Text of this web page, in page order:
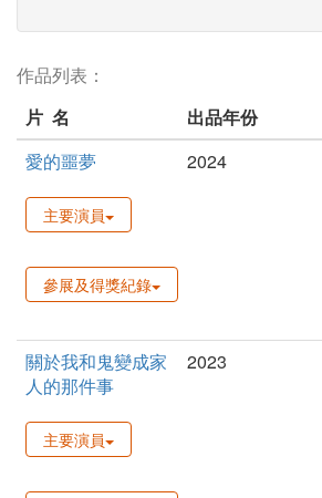
作品列表：
片 名
出品年份
愛的噩夢
2024
主要演員
參展及得獎紀錄
關於我和鬼變成家
人的那件事
2023
主要演員